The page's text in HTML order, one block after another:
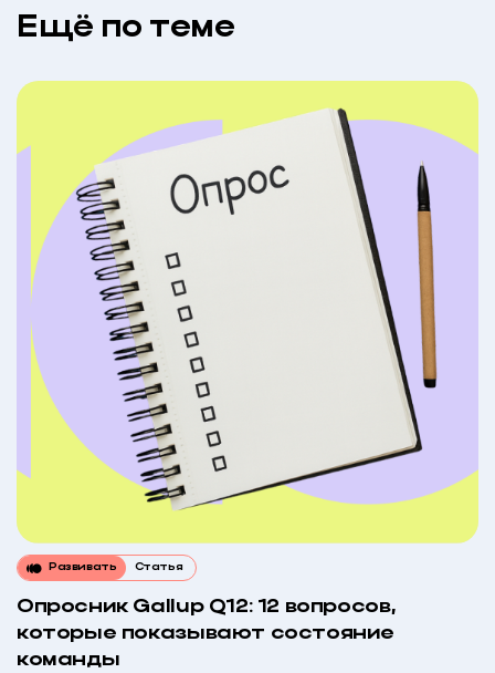
Eщё по теме
Развивать Статья
Опросник Gallup Q12: 12 вопросов,
которые показывают состояние
команды